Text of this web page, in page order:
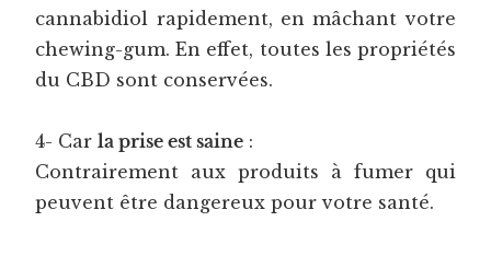
cannabidiol rapidement, en mâchant votre
chewing-gum. En effet, toutes les propriétés
du CBD sont conservées.
4- Carla prise est saine :
Contrairement aux produits à fumer qui
peuvent être dangereux pour votre santé.